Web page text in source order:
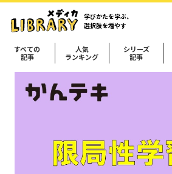
学びかたを学ぶ、
選択肢を増やす
すべての
記事
人気
ランキング
シリーズ
記事